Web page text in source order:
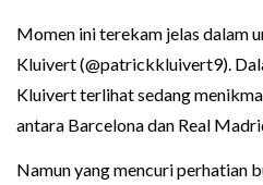
Momen ini terekam jelas dalam
Kluivert (@patrickkluivert9).
Kluivert terlihat sedang
antara Barcelona dan Real
Namun yang mencuri perhatian